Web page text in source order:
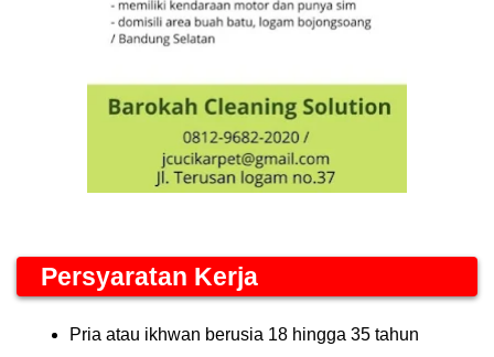
Persyaratan Kerja
Pria atau ikhwan berusia 18 hingga 35 tahun